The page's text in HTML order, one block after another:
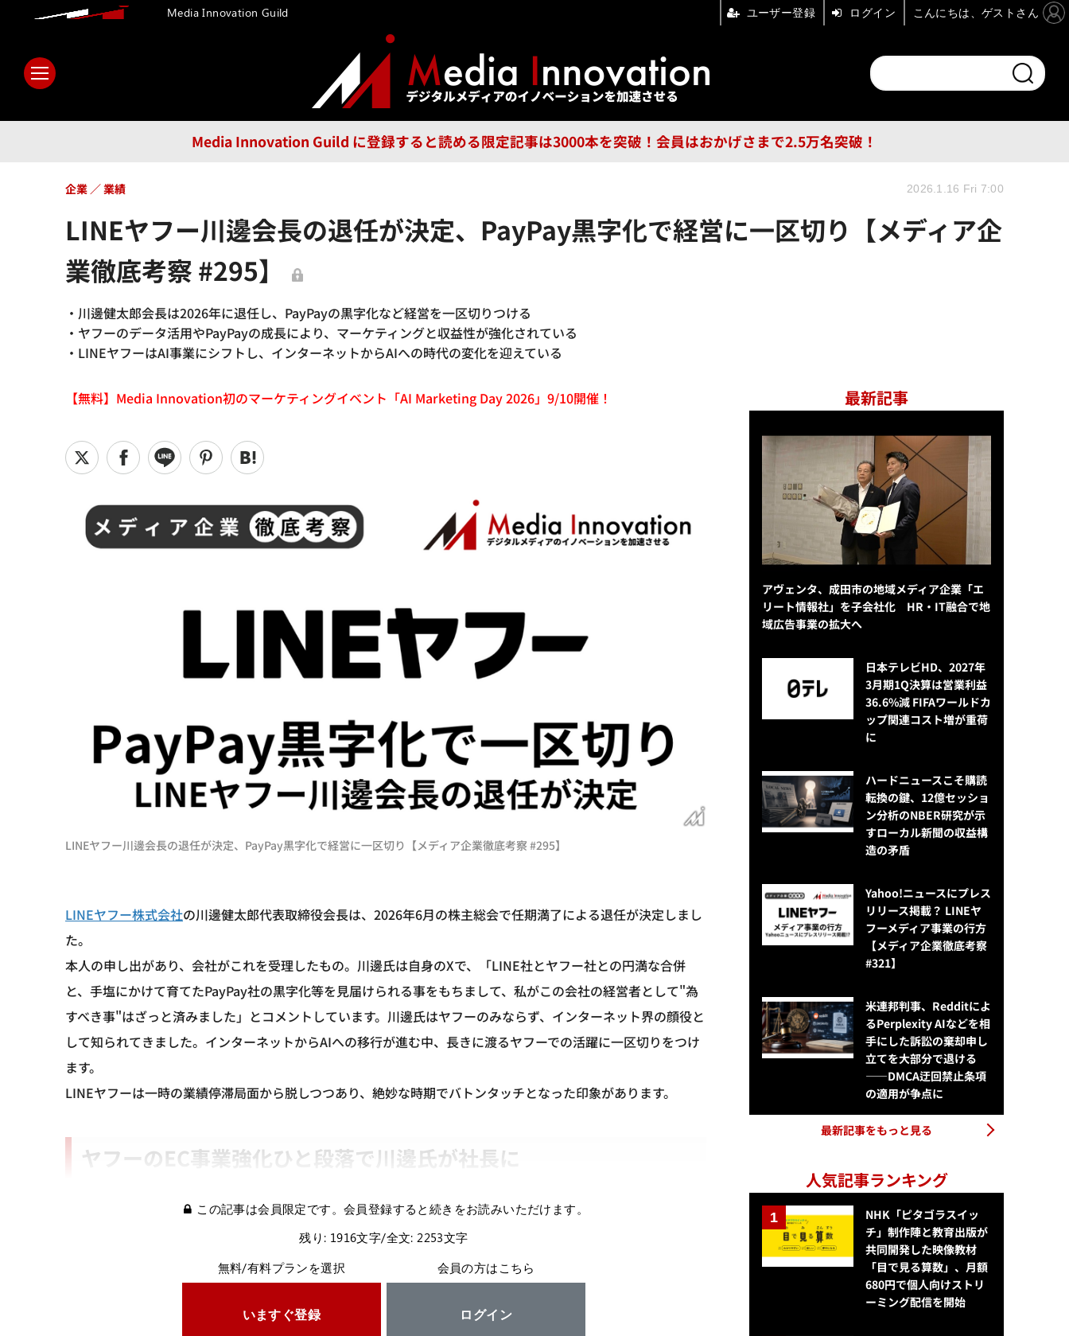
Media Innovation Guild に登録すると読める限定記事は3000本を突破！会員はおかげさまで2.5万名突破！
メディア テクノロジー 広告 企業 特集 ブランドチャンネル
フォーエム その他
LINEヤフー川邊会長の退任が決定、PayPay黒字化で経営に一区切り【メディア企
業徹底考察 #295】
・川邊健太郎会長は2026年に退任し、PayPayの黒字化など経営を一区切りつける
・ヤフーのデータ活用やPayPayの成長により、マーケティングと収益性が強化されている
・LINEヤフーはAI事業にシフトし、インターネットからAIへの時代の変化を迎えている
企業 業績 2026.1.16 Fri 7:00
【無料】Media Innovation初のマーケティングイベント「AI Marketing Day 2026」9/10開催！
LINEヤフー川邊会長の退任が決定、PayPay黒字化で経営に一区切り【メディア企業徹底考察 #295】
LINEヤフー株式会社の川邊健太郎代表取締役会長は、2026年6月の株主総会で任期満了による退任が決定しまし
た。
本人の申し出があり、会社がこれを受理したもの。川邊氏は自身のXで、「LINE社とヤフー社との円満な合併
と、手塩にかけて育てたPayPay社の黒字化等を見届けられる事をもちまして、私がこの会社の経営者として"為
すべき事"はざっと済みました」とコメントしています。川邊氏はヤフーのみならず、インターネット界の顔役と
して知られてきました。インターネットからAIへの移行が進む中、長きに渡るヤフーでの活躍に一区切りをつけ
ます。
LINEヤフーは一時の業績停滞局面から脱しつつあり、絶妙な時期でバトンタッチとなった印象があります。
ヤフーのEC事業強化ひと段落で川邊氏が社長に
この記事は会員限定です。会員登録すると続きをお読みいただけます。
残り: 1916文字/全文: 2253文字
無料/有料プランを選択
いますぐ登録
会員の方はこちら
ログイン
最新記事
アヴェンタ、成田市の地域メディア企業「エ
リート情報社」を子会社化 HR・IT融合で地
域広告事業の拡大へ
日本テレビHD、2027年
3月期1Q決算は営業利益
36.6%減 FIFAワールドカ
ップ関連コスト増が重荷
に
ハードニュースこそ購読
転換の鍵、12億セッショ
ン分析のNBER研究が示
すローカル新聞の収益構
造の矛盾
Yahoo!ニュースにプレス
リリース掲載？ LINEヤ
フーメディア事業の行方
【メディア企業徹底考察
#321】
米連邦判事、Redditによ
るPerplexity AIなどを相
手にした訴訟の棄却申し
立てを大部分で退ける
——DMCA迂回禁止条項
の適用が争点に
最新記事をもっと見る
人気記事ランキング
NHK「ピタゴラスイッ
チ」制作陣と教育出版が
共同開発した映像教材
「目で見る算数」、月額
680円で個人向けストリ
ーミング配信を開始
Media Innovation Guild ユーザー登録 ログイン こんにちは、ゲストさん